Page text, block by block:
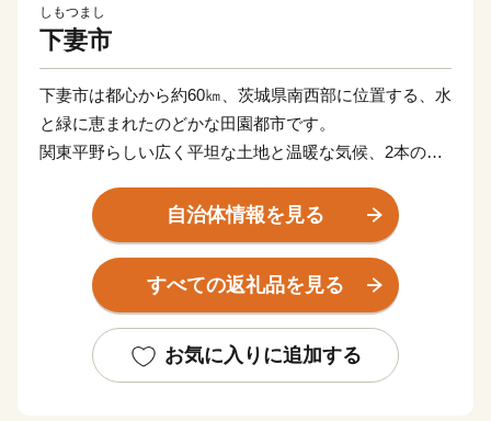
しもつまし
下妻市
下妻市は都心から約60㎞、茨城県南西部に位置する、水
と緑に恵まれたのどかな田園都市です。
関東平野らしい広く平坦な土地と温暖な気候、2本の一
た各種農産物を生産しています。
郊外には大規模商業施設等もあり、シティライフとスロ
ーライフのバランスのとれた過ごしやすい街です。
本サイトの運営は、下妻市ふるさと納税サポートセンタ
ーが行っております。
自治体情報を見る
すべての返礼品を見る
お気に入りに追加する